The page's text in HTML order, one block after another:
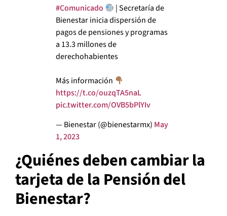
#Comunicado
| Secretaría de
Bienestar inicia dispersión de
pagos de pensiones y programas
a 13.3 millones de
derechohabientes
Más información
https://t.co/ouzqTA5naL
pic.twitter.com/OVB5bPlYIv
— Bienestar (@bienestarmx) May
1, 2023
¿Quiénes deben cambiar la
tarjeta de la Pensión del
Bienestar?